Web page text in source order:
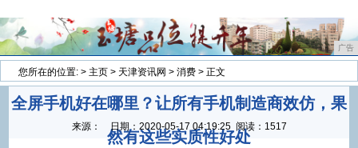
广告
您所在的位置: > 主页 > 天津资讯网 > 消费 > 正文
全屏手机好在哪里？让所有手机制造商效仿，果
然有这些实质性好处
来源： 日期： 2020-05-17 04:19:25 阅读：1517